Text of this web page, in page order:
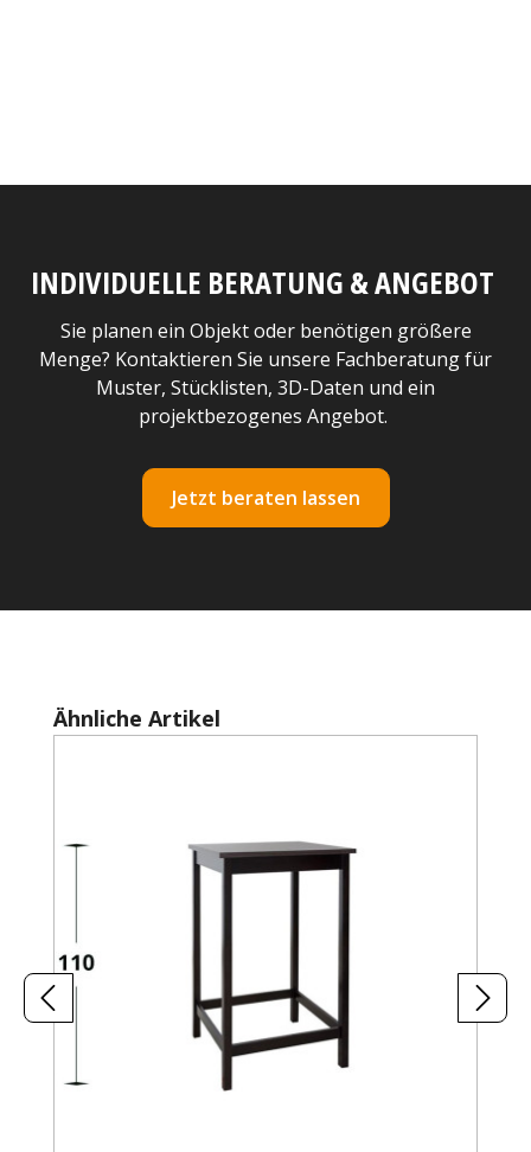
INDIVIDUELLE BERATUNG & ANGEBOT
Sie planen ein Objekt oder benötigen größere
Menge? Kontaktieren Sie unsere Fachberatung für
Muster, Stücklisten, 3D-Daten und ein
projektbezogenes Angebot.
Jetzt beraten lassen
Produktgalerie überspringen
Ähnliche Artikel